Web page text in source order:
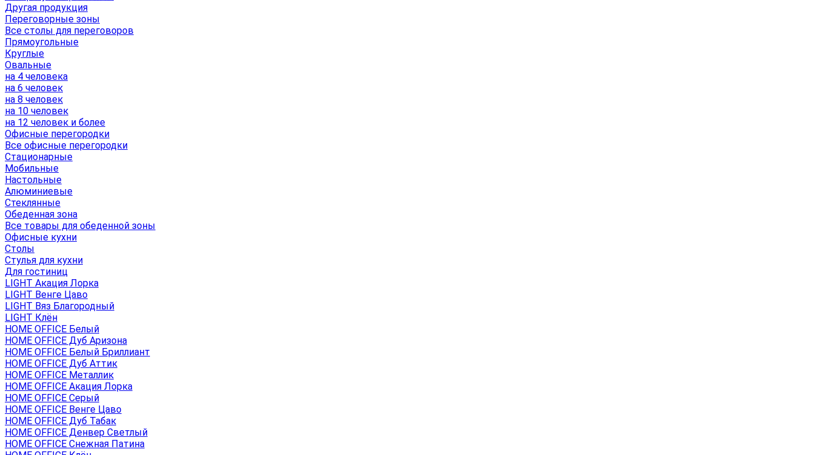
Другая продукция
Переговорные зоны
Все столы для переговоров
Прямоугольные
Круглые
Овальные
на 4 человека
на 6 человек
на 8 человек
на 10 человек
на 12 человек и более
Офисные перегородки
Все офисные перегородки
Стационарные
Мобильные
Настольные
Алюминиевые
Стеклянные
Обеденная зона
Все товары для обеденной зоны
Офисные кухни
Столы
Стулья для кухни
Для гостиниц
LIGHT Акация Лорка
LIGHT Венге Цаво
LIGHT Вяз Благородный
LIGHT Клён
HOME OFFICE Белый
HOME OFFICE Дуб Аризона
HOME OFFICE Белый Бриллиант
HOME OFFICE Дуб Аттик
HOME OFFICE Металлик
HOME OFFICE Акация Лорка
HOME OFFICE Серый
HOME OFFICE Венге Цаво
HOME OFFICE Дуб Табак
HOME OFFICE Денвер Светлый
HOME OFFICE Снежная Патина